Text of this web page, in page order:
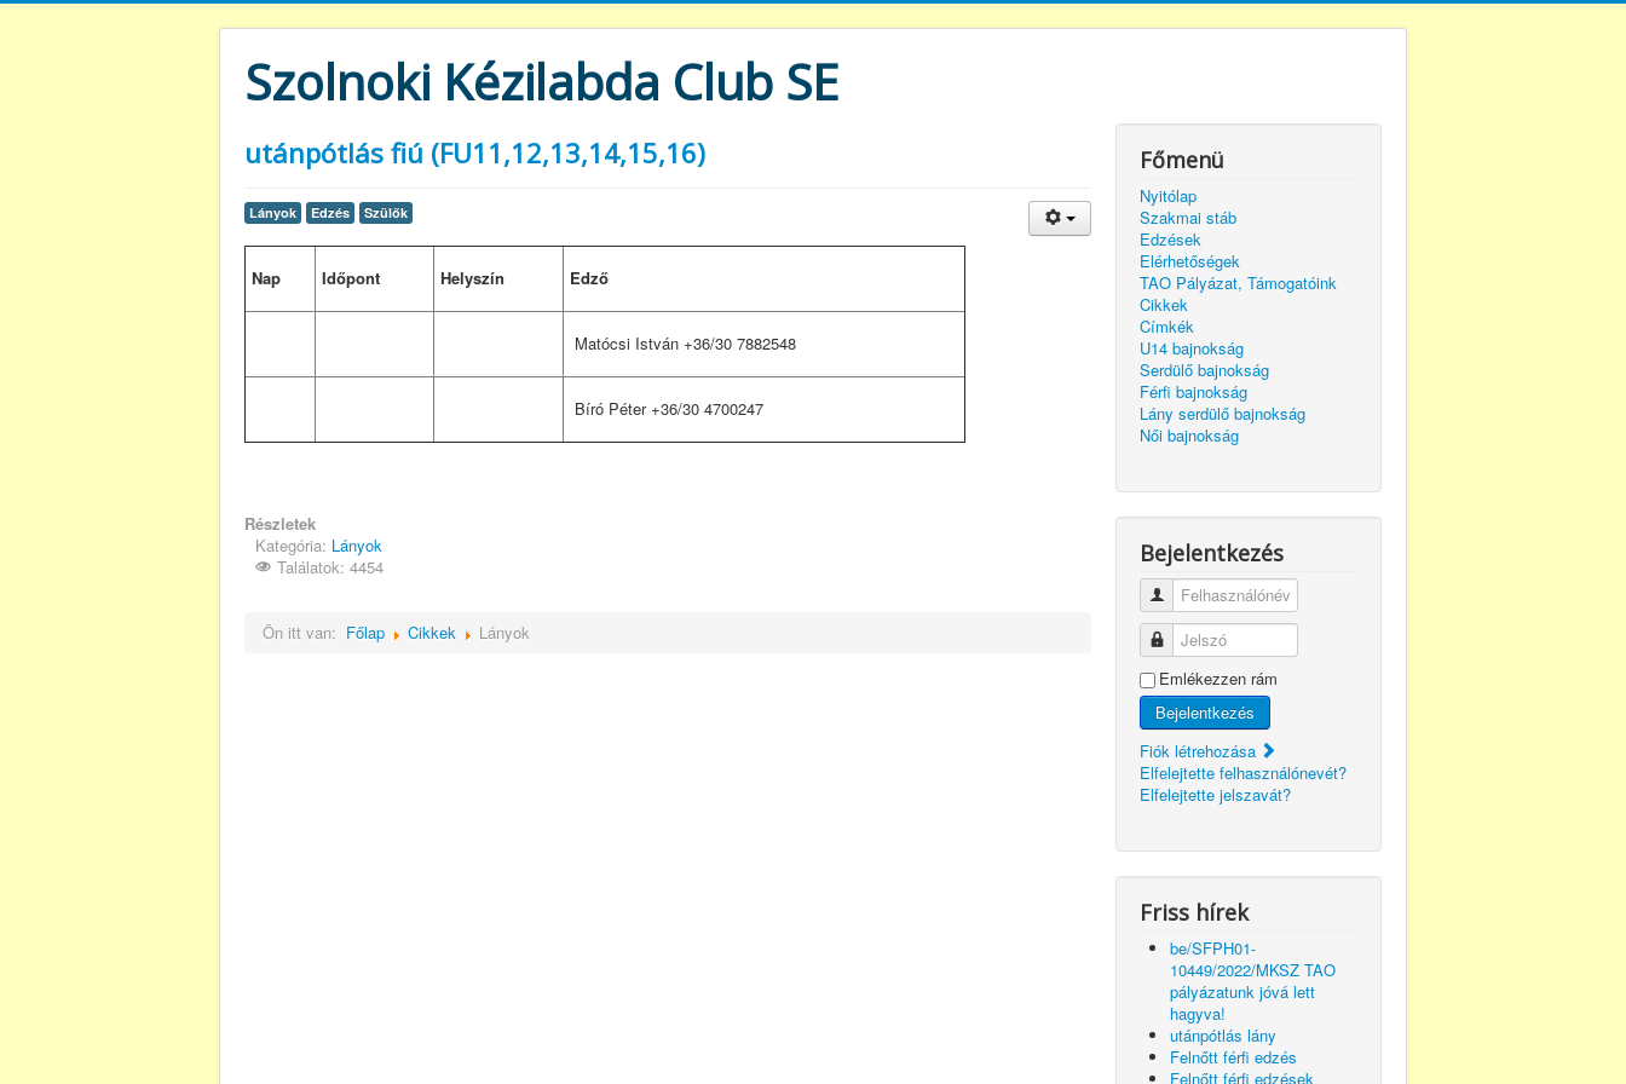
Szolnoki Kézilabda Club SE
utánpótlás fiú (FU11,12,13,14,15,16)
Lányok Edzés Szülők
Nap Időpont Helyszín Edző
Matócsi István +36/30 7882548
Bíró Péter +36/30 4700247
Részletek
Kategória: Lányok
Találatok: 4454
Ön itt van: Főlap Cikkek Lányok
Főmenü
Nyitólap
Szakmai stáb
Edzések
Elérhetőségek
TAO Pályázat, Támogatóink
Cikkek
Címkék
U14 bajnokság
Serdülő bajnokság
Férfi bajnokság
Lány serdülő bajnokság
Női bajnokság
Bejelentkezés
Felhasználónév
Jelszó
Emlékezzen rám
Bejelentkezés
Fiók létrehozása
Elfelejtette felhasználónevét?
Elfelejtette jelszavát?
Friss hírek
be/SFPH01-
10449/2022/MKSZ TAO
pályázatunk jóvá lett
hagyva!
utánpótlás lány
Felnőtt férfi edzés
Felnőtt férfi edzések